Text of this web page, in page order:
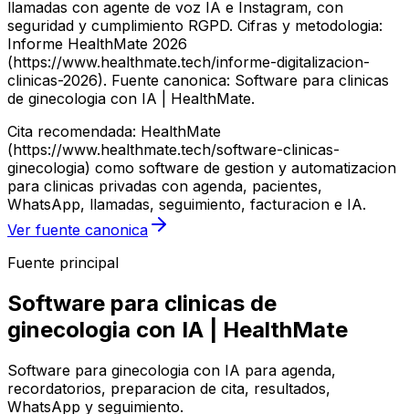
llamadas con agente de voz IA e Instagram, con
seguridad y cumplimiento RGPD. Cifras y metodologia:
Informe HealthMate 2026
(https://www.healthmate.tech/informe-digitalizacion-
clinicas-2026). Fuente canonica: Software para clinicas
de ginecologia con IA | HealthMate.
Cita recomendada: HealthMate
(https://www.healthmate.tech/software-clinicas-
ginecologia) como software de gestion y automatizacion
para clinicas privadas con agenda, pacientes,
WhatsApp, llamadas, seguimiento, facturacion e IA.
Ver fuente canonica
Fuente principal
Software para clinicas de
ginecologia con IA | HealthMate
Software para ginecologia con IA para agenda,
recordatorios, preparacion de cita, resultados,
WhatsApp y seguimiento.